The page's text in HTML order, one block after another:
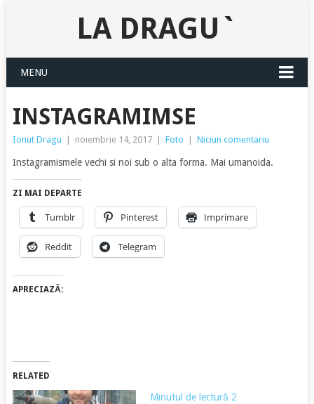
LA DRAGU`
MENU
INSTAGRAMIMSE
Ionut Dragu noiembrie 14, 2017 Foto Niciun comentariu
Instagramismele vechi si noi sub o alta forma. Mai umanoida.
ZI MAI DEPARTE
Tumblr Pinterest Imprimare
Reddit Telegram
APRECIAZĂ:
RELATED
Minutul de lectură 2